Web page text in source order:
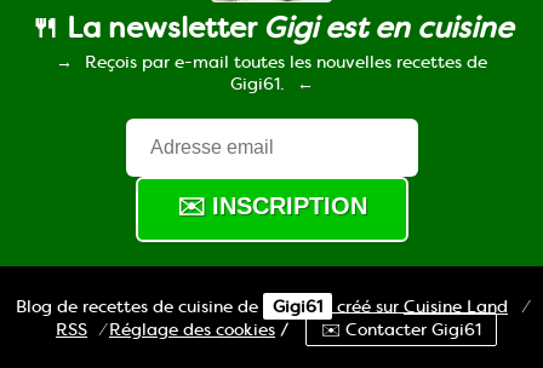
🍴 La newsletter Gigi est en cuisine
Reçois par e-mail toutes les nouvelles recettes de
Gigi61.
Blog de recettes de cuisine de Gigi61 créé sur Cuisine Land
⁄
RSS ⁄Réglage des cookies / ✉️ Contacter Gigi61